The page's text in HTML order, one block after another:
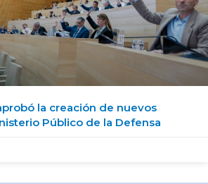
la creación de nuevos
Público de la Defensa